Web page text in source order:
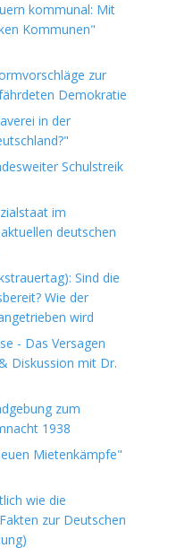
kommunal: Mit
Kommunen"
zur
Demokratie
in der
Schulstreik
im
deutschen
Sind die
Wie der
wird
- Das Versagen
Diskussion mit Dr.
zum
1938
Mietenkämpfe"
wie die
zur Deutschen